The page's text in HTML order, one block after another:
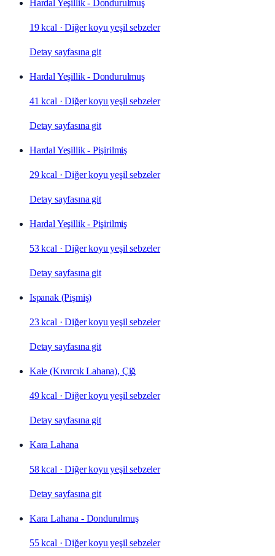
Hardal Yeşillik - Dondurulmuş
19 kcal ·Diğer koyu yeşil sebzeler
Detay sayfasına git
Hardal Yeşillik - Dondurulmuş
41 kcal ·Diğer koyu yeşil sebzeler
Detay sayfasına git
Hardal Yeşillik - Pişirilmiş
29 kcal ·Diğer koyu yeşil sebzeler
Detay sayfasına git
Hardal Yeşillik - Pişirilmiş
53 kcal ·Diğer koyu yeşil sebzeler
Detay sayfasına git
Ispanak (Pişmiş)
23 kcal ·Diğer koyu yeşil sebzeler
Detay sayfasına git
Kale (Kıvırcık Lahana), Çiğ
49 kcal ·Diğer koyu yeşil sebzeler
Detay sayfasına git
Kara Lahana
58 kcal ·Diğer koyu yeşil sebzeler
Detay sayfasına git
Kara Lahana - Dondurulmuş
55 kcal ·Diğer koyu yeşil sebzeler